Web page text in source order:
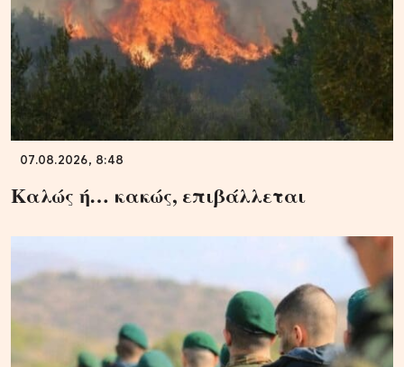
07.08.2026, 8:48
Καλώς ή… κακώς, επιβάλλεται